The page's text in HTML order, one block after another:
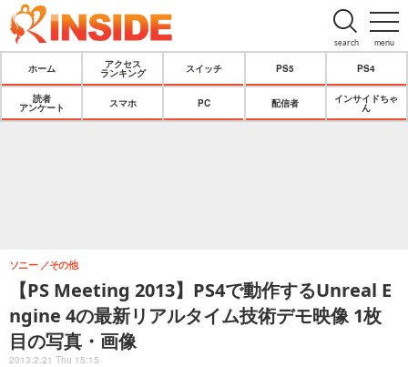
menu
search
ホーム
アクセス
ランキング
スイッチ PS5 PS4
読者
アンケート
スマホ PC 配信者
インサイドちゃ
ん
【PS Meeting 2013】PS4で動作するUnreal E
ngine 4の最新リアルタイム技術デモ映像 1枚
目の写真・画像
ソニー その他
2013.2.21 Thu 15:15